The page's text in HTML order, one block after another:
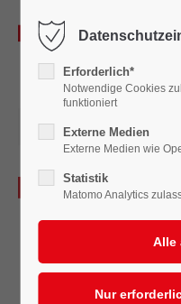
01.12.2018 14:59
Erforderlich*
Notwendige Cookies
funktioniert
Externe Medien
Externe Medien wie
Statistik
Matomo Analytics